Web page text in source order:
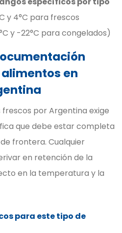
y 4°C para frescos
y -22°C para congelados)
en
por Argentina exige
que debe estar completa
frontera. Cualquier
en retención de la
en la temperatura y la
para este tipo de